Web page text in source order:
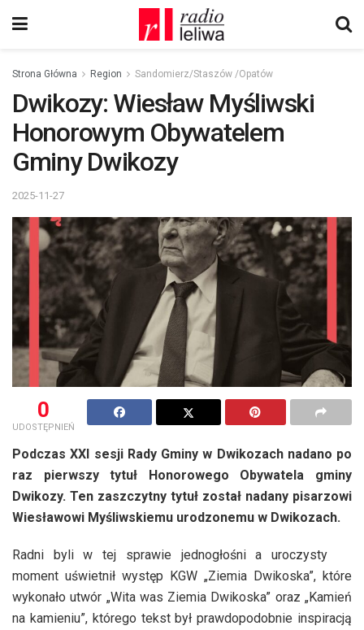
Strona Główna Region Sandomierz/Staszów /Opatów
Dwikozy: Wiesław Myśliwski
Honorowym Obywatelem
Gminy Dwikozy
2025-11-27
0
UDOSTĘPNIEŃ
Podczas XXI sesji Rady Gminy w Dwikozach nadano po
raz pierwszy tytuł Honorowego Obywatela gminy
Dwikozy. Ten zaszczytny tytuł został nadany pisarzowi
Wiesławowi Myśliwskiemu urodzonemu w Dwikozach.
Radni byli w tej sprawie jednogłośni a uroczysty
moment uświetnił występ KGW „Ziemia Dwikoska”, które
wykonało utwór „Wita was Ziemia Dwikoska” oraz „Kamień
na kamieniu”, którego tekst był prawdopodobnie inspiracją